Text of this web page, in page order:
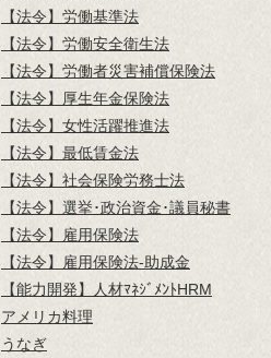
【法令】労働基準法
【法令】労働安全衛生法
【法令】労働者災害補償保険法
【法令】厚生年金保険法
【法令】女性活躍推進法
【法令】最低賃金法
【法令】社会保険労務士法
【法令】選挙･政治資金･議員秘書
【法令】雇用保険法
【法令】雇用保険法-助成金
【能力開発】人材ﾏﾈｼﾞﾒﾝﾄHRM
アメリカ料理
うなぎ